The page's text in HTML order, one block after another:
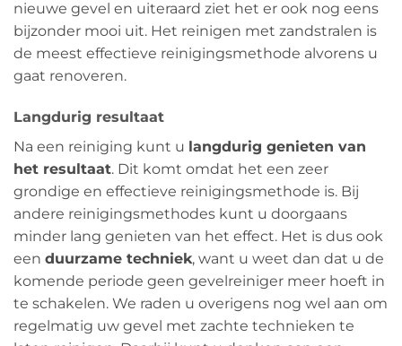
nieuwe gevel en uiteraard ziet het er ook nog eens
bijzonder mooi uit. Het reinigen met zandstralen is
de meest effectieve reinigingsmethode alvorens u
gaat renoveren.
Langdurig resultaat
Na een reiniging kunt u langdurig genieten van
het resultaat. Dit komt omdat het een zeer
grondige en effectieve reinigingsmethode is. Bij
andere reinigingsmethodes kunt u doorgaans
minder lang genieten van het effect. Het is dus ook
een duurzame techniek, want u weet dan dat u de
komende periode geen gevelreiniger meer hoeft in
te schakelen. We raden u overigens nog wel aan om
regelmatig uw gevel met zachte technieken te